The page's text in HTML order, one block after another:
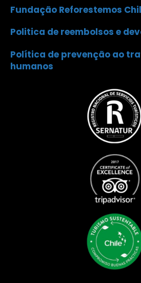
Fundação Reforestemos
Politica de reembolsos e
Política de prevenção ao
humanos